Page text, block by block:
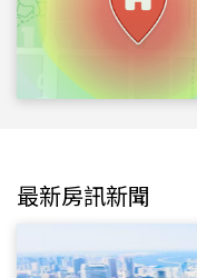
最新房訊新聞